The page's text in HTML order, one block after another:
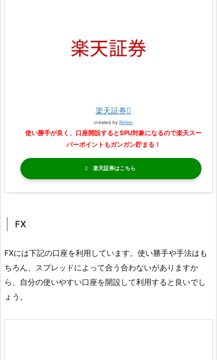
楽天証券
created by Rinker
使い勝手が良く、口座開設するとSPU対象になるので楽天スー
パーポイントもガンガン貯まる！
楽天証券
FX
FXには下記の口座を利用しています。使い勝手や手法はも
ちろん、スプレッドによって合う合わないがありますか
ら、自分の使いやすい口座を開設して利用すると良いでし
ょう。